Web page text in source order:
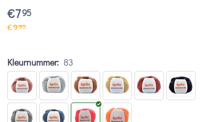
€795
€995
Kleurnummer: 83